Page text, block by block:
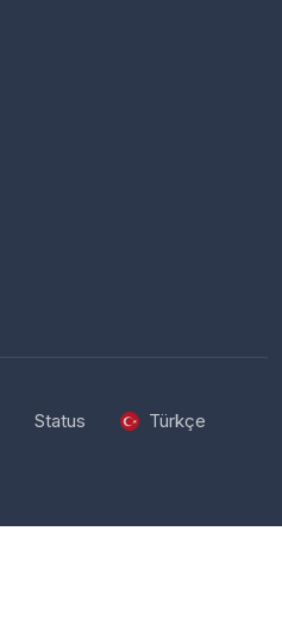
Status Türkçe